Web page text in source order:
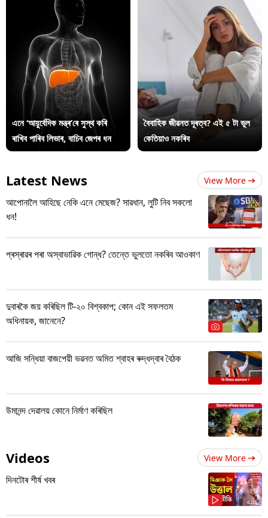
এনে ‘আয়ুৰ্বেদিক মন্ত্ৰ’ৰে সুস্থ কৰি
ৰাখিব পাৰিব লিভাৰ, বাচিব জেপৰ ধন
বৈবাহিক জীৱনত দূৰত্ব? এই ৫ টা ভুল
কেতিয়াও নকৰিব
Latest News View More
আপোনালৈ আহিছে নেকি এনে মেছেজ? সাৱধান, লুটি নিব সকলো
ধন!
প্ৰস্ৰাৱৰ পৰা অস্বাভাৱিক গোন্ধ? তেন্তে ভুলতো নকৰিব আওকাণ
দুবাৰকৈ জয় কৰিছিল টি-২০ বিশ্বকাপ; কোন এই সফলতম
অধিনায়ক, জানেনে?
আজি সন্ধিয়া বাজপেয়ী ভৱনত অমিত শ্বাহৰ ৰুদ্ধদ্বাৰ বৈঠক
উমানন্দ দেৱালয় কোনে নিৰ্মাণ কৰিছিল
Videos View More
দিনটোৰ শীৰ্ষ খবৰ